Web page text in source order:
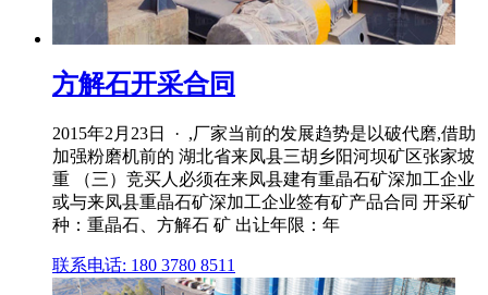
方解石开采合同
2015年2月23日 · ,厂家当前的发展趋势是以破代磨,借助
加强粉磨机前的 湖北省来凤县三胡乡阳河坝矿区张家坡
重 （三）竞买人必须在来凤县建有重晶石矿深加工企业
或与来凤县重晶石矿深加工企业签有矿产品合同 开采矿
种：重晶石、方解石 矿 出让年限：年
联系电话: 180 3780 8511